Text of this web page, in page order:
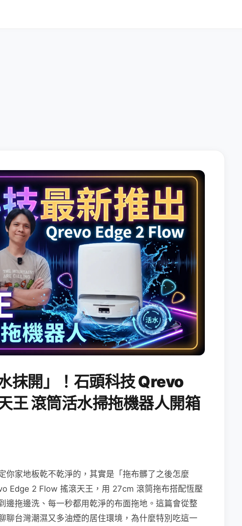
抹開」！石頭科技 Qrevo
王 滾筒活水掃拖機器人開箱
你家地板乾不乾淨的，其實是「拖布髒了之後怎麼
Edge 2 Flow 搖滾天王，用 27cm 滾筒拖布搭配恆壓
邊拖邊洗、每一秒都用乾淨的布面拖地。這篇會從整
聊台灣潮濕又多油煙的居住環境，為什麼特別吃這一